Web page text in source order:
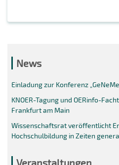
News
Einladung zur Konferenz
KNOER-Tagung und OERinfo-
Frankfurt am Main
Wissenschaftsrat veröffentlicht
Hochschulbildung in Zeiten